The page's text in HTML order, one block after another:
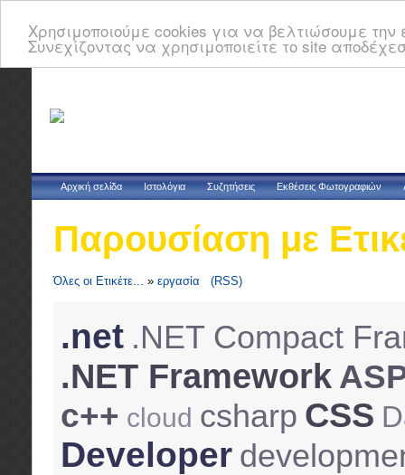
Χρησιμοποιούμε cookies για να βελτιώσουμε
Συνεχίζοντας να χρησιμοποιείτε το site
Αρχική σελίδα Ιστολόγια Συζητήσεις Εκθέσεις Φωτογραφιών
Παρουσίαση με
Όλες οι Ετικέτε... » εργασία (RSS)
.net .NET Compact
.NET Framework
c++ cloud csharp CSS
Developer